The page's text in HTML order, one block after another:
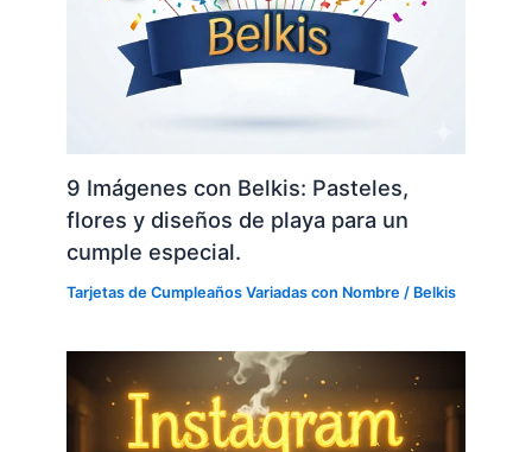
9 Imágenes con Belkis: Pasteles,
flores y diseños de playa para un
cumple especial.
Tarjetas de Cumpleaños Variadas con Nombre / Belkis